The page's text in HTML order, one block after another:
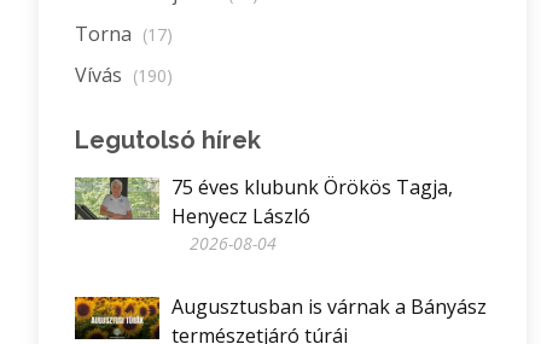
Torna (17)
Vívás (190)
Legutolsó hírek
75 éves klubunk Örökös Tagja,
Henyecz László
2026-08-04
Augusztusban is várnak a Bányász
természetjáró túrái